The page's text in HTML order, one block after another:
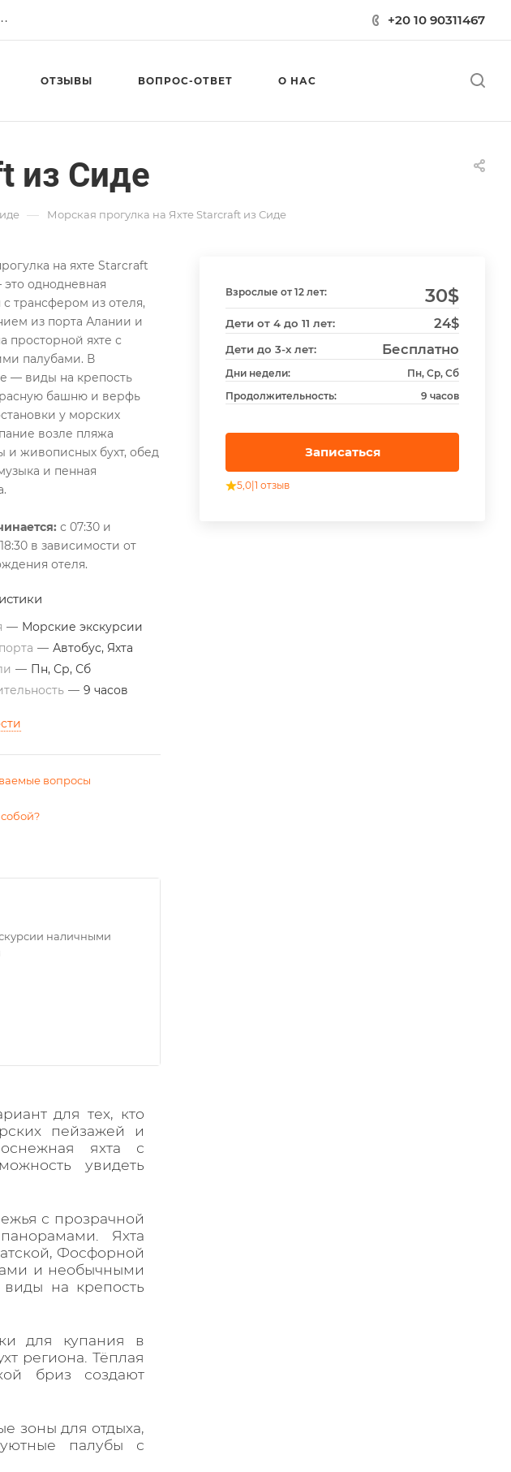
+20 10 90311467
ОТЗЫВЫ ВОПРОС-ОТВЕТ О НАС
из Сиде
— Морская прогулка на Яхте Starcraft из Сиде
Взрослые от 12 лет: 30$
Дети от 4 до 11 лет: 24$
Дети до 3-х лет: Бесплатно
Дни недели:
Пн, Ср, Сб
Продолжительность:
9 часов
Записаться
5,0 1 отзыв
на яхте Starcraft
однодневная
с трансфером из отеля,
из порта Алании и
просторной яхте с
палубами. В
— виды на крепость
башню и верфь
у морских
возле пляжа
и живописных бухт, обед
и пенная
с 07:30 и
в зависимости от
отеля.
— Морские экскурсии
— Автобус, Яхта
— Пн, Ср, Сб
— 9 часов
вопросы
собой?
наличными
для тех, кто
пейзажей и
яхта с
увидеть
с прозрачной
Яхта
Фосфорной
и необычными
на крепость
для купания в
региона. Тёплая
бриз создают
зоны для отдыха,
палубы с